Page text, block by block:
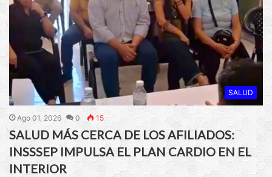
SALUD
Ago 01, 2026 0 15
SALUD MÁS CERCA DE LOS AFILIADOS:
INSSSEP IMPULSA EL PLAN CARDIO EN EL
INTERIOR